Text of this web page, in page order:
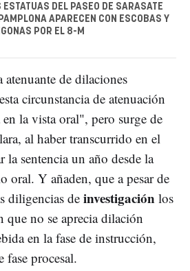
ESTATUAS DEL PASEO DE SARASATE
APARECEN CON ESCOBAS Y
POR EL 8-M
de dilaciones
circunstancia de atenuación
la vista oral", pero surge de
al haber transcurrido en el
la sentencia un año desde la
oral. Y añaden, que a pesar de
diligencias de investigación los
que no se aprecia dilación
en la fase de instrucción,
fase procesal.